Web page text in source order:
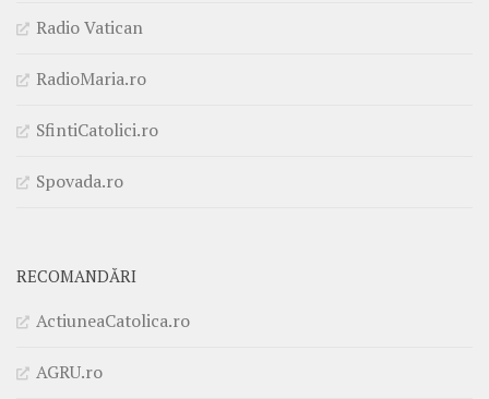
Radio Vatican
RadioMaria.ro
SfintiCatolici.ro
Spovada.ro
RECOMANDĂRI
ActiuneaCatolica.ro
AGRU.ro